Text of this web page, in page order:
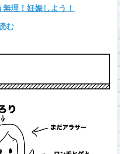
理！妊娠しよう！
む